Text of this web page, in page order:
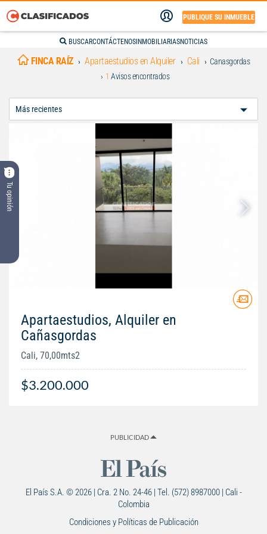
PUBLIQUE SU INMUEBLE
BUSCARCONTÁCTENOS INMOBILIARIASNOTICIAS
Tu opinión
FINCA RAÍZ Apartaestudios en Alquiler Cali
Canasgordas
1 Avisos encontrados
Apartaestudios, Alquiler en
Cañasgordas
Cali, 70,00mts2
$3.200.000
PUBLICIDAD
El País S.A. © 2026 | Cra. 2 No. 24-46 | Tel. (572) 8987000 | Cali -
Colombia
Condiciones y Políticas de Publicación